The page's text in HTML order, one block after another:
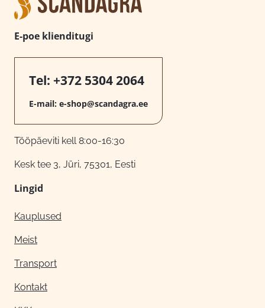
E-poe klienditugi
Tel: +372 5304 2064
E-mail: e-shop@scandagra.ee
Tööpäeviti kell 8:00-16:30
Kesk tee 3, Jüri, 75301, Eesti
Lingid
Kauplused
Meist
Transport
Kontakt